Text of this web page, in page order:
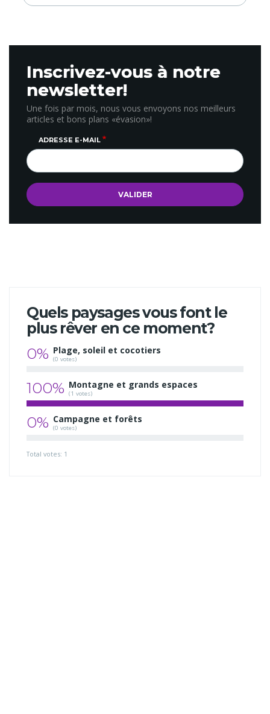
Inscrivez-vous à notre
newsletter!
Une fois par mois, nous vous envoyons nos meilleurs
articles et bons plans «évasion»!
ADRESSE E-MAIL
Quels paysages vous font le
plus rêver en ce moment?
0% Plage, soleil et cocotiers
(0 votes)
100% Montagne et grands espaces
(1 votes)
0% Campagne et forêts
(0 votes)
Total votes: 1